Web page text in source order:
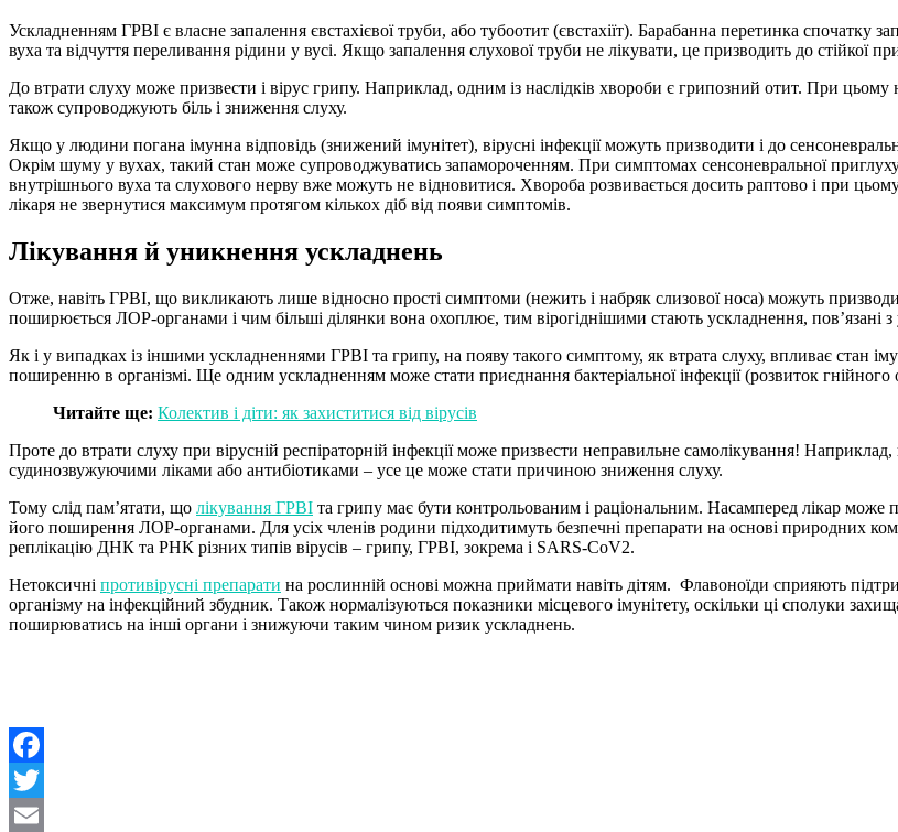
Ускладненням ГРВІ є власне запалення євстахієвої труби, або тубоотит (євстахіїт). Барабанна перетинка спочатку
вуха та відчуття переливання рідини у вусі. Якщо запалення слухової труби не лікувати, це призводить до стійкої
До втрати слуху може призвести і вірус грипу. Наприклад, одним із наслідків хвороби є грипозний отит. При
також супроводжують біль і зниження слуху.
Якщо у людини погана імунна відповідь (знижений імунітет), вірусні інфекції можуть призводити і до
Окрім шуму у вухах, такий стан може супроводжуватись запамороченням. При симптомах сенсоневральної
внутрішнього вуха та слухового нерву вже можуть не відновитися. Хвороба розвивається досить раптово і при
лікаря не звернутися максимум протягом кількох діб від появи симптомів.
Лікування й уникнення ускладнень
Отже, навіть ГРВІ, що викликають лише відносно прості симптоми (нежить і набряк слизової носа) можуть
поширюється ЛОР-органами і чим більші ділянки вона охоплює, тим вірогіднішими стають ускладнення, пов’язані з
Як і у випадках із іншими ускладненнями ГРВІ та грипу, на появу такого симптому, як втрата слуху, впливає стан
поширенню в організмі. Ще одним ускладненням може стати приєднання бактеріальної інфекції (розвиток гнійного
Читайте ще: Колектив і діти: як захиститися від вірусів
Проте до втрати слуху при вірусній респіраторній інфекції може призвести неправильне самолікування!
судинозвужуючими ліками або антибіотиками – усе це може стати причиною зниження слуху.
Тому слід пам’ятати, що лікування ГРВІ та грипу має бути контрольованим і раціональним. Насамперед лікар може
його поширення ЛОР-органами. Для усіх членів родини підходитимуть безпечні препарати на основі природних
реплікацію ДНК та РНК різних типів вірусів – грипу, ГРВІ, зокрема і SARS-CoV2.
Нетоксичні противірусні препарати на рослинній основі можна приймати навіть дітям. Флавоноїди сприяють
організму на інфекційний збудник. Також нормалізуються показники місцевого імунітету, оскільки ці сполуки
поширюватись на інші органи і знижуючи таким чином ризик ускладнень.
Facebook
Twitter